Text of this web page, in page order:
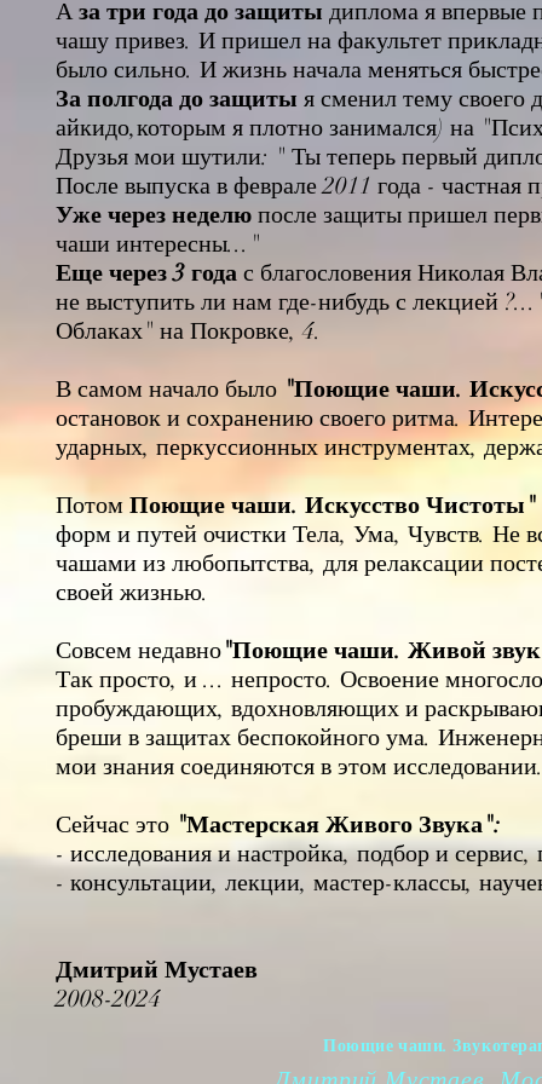
Аза три года до защиты диплома я впервые
чашу привез. И пришел на факультет
было сильно. И жизнь начала меняться
За полгода до защиты я сменил тему своего
айкидо,которым я плотно занимался) на
Друзья мои шутили: " Ты теперь первый
После выпуска в феврале 2011 года - частная
Уже через неделю после защиты пришел
чаши интересны..."
Еще через 3 года с благословения Николая
не выступить ли нам где-нибудь с лекцией
Облаках" на Покровке, 4.
В самом начало было "Поющие чаши.
остановок и сохранению своего ритма.
ударных, перкуссионных инструментах,
ПотомПоющие чаши. Искусство Чистоты"
форм и путей очистки Тела, Ума, Чувств. Не
чашами из любопытства, для релаксации
своей жизнью.
Совсем недавно"Поющие чаши. Живой
Так просто, и ... непросто. Освоение
пробуждающих, вдохновляющих и
бреши в защитах беспокойного ума.
мои знания соединяются в этом
Сейчас это "Мастерская Живого Звука":
- исследования и настройка, подбор и
- консультации, лекции, мастер-классы,
Дмитрий Мустаев
2008-2024
Поющие чаши.